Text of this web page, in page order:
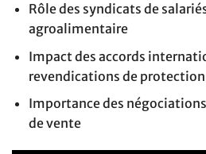
Rôle des syndicats de
agroalimentaire
Impact des accords
revendications de protection
Importance des
de vente